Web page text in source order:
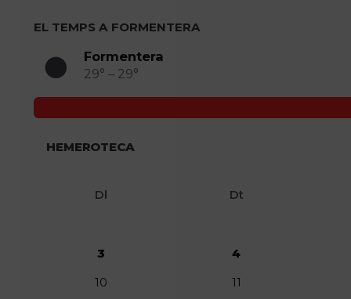
EL TEMPS A FORMENTERA
Formentera
29° – 29°
HEMEROTECA
Dl Dt
3
4
10
11